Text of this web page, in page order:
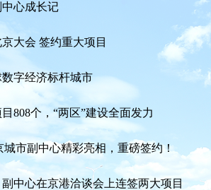
心成长记
大会 签约重大项目
字经济标杆城市
808个，“两区”建设全面发力
市副中心精彩亮相，重磅签约！
中心在京港洽谈会上连签两大项目